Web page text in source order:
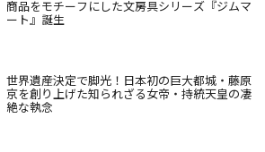
商品をモチーフにした文房具シリーズ『ジムマ
ート』誕生
世界遺産決定で脚光！日本初の巨大都城・藤原
京を創り上げた知られざる女帝・持統天皇の凄
絶な執念